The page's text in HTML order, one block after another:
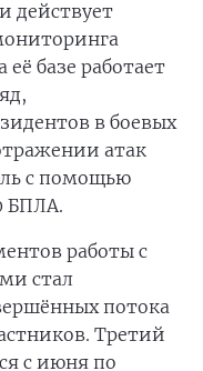
действует
базе работает
в боевых
атак
с помощью
БПЛА.
работы с
стал
потока
Третий
с июня по